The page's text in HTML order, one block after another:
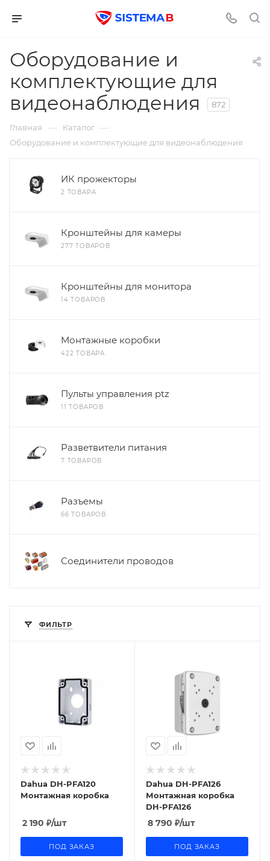
Оборудование и
комплектующие для
видеонаблюдения
872
Главная — Каталог —
Оборудование и комплектующие для видеонаблюдения
ИК прожекторы
2 ТОВАРА
Кронштейны для камеры
277 ТОВАРОВ
Кронштейны для монитора
14 ТОВАРОВ
Монтажные коробки
422 ТОВАРА
Пульты управления ptz
11 ТОВАРОВ
Разветвители питания
7 ТОВАРОВ
Разъемы
66 ТОВАРОВ
Соединители проводов
ФИЛЬТР
Dahua DH-PFA120
Монтажная коробка
2 190 ₽/шт
ПОД ЗАКАЗ
Dahua DH-PFA126
Монтажная коробка
DH-PFA126
8 790 ₽/шт
ПОД ЗАКАЗ